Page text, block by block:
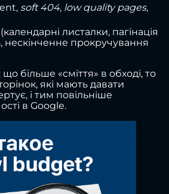
soft 404, low quality pages,
листалки, пагінація
прокручування
більше «сміття» в обході, то
які мають давати
і тим повільніше
в Google.